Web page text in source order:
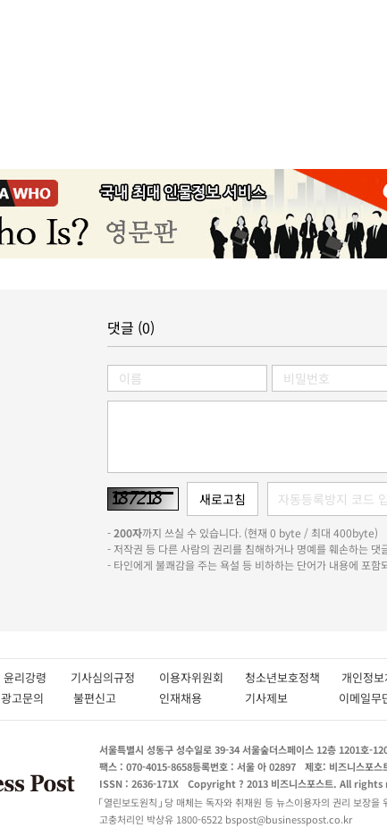
댓글 (0)
-200자까지 쓰실 수 있습니다. (현재 0 byte / 최대 400byte)
- 저작권 등 다른 사람의 권리를 침해하거나 명예를 훼손하는
- 타인에게 불쾌감을 주는 욕설 등 비하하는 단어가 내용에 포
윤리강령 기사심의규정 이용자위원회 청소년보호정책 개인정
광고문의 불편신고 인재채용 기사제보 이메일무
서울특별시 성동구 성수일로 39-34 서울숲더스페이스 12층 1201호-
팩스 : 070-4015-8658등록번호 : 서울 아 02897 제호: 비즈니스포스
ISSN : 2636-171X
Copyright ? 2013 비즈니스포스트. All rights
열린보도원칙
당 매체는 독자와 취재원 등 뉴스이용자의 권리 보장
고충처리인 박상유 1800-6522 bspost@businesspost.co.kr